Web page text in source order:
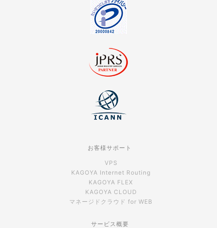
お客様サポート
VPS
KAGOYA Internet Routing
KAGOYA FLEX
KAGOYA CLOUD
マネージドクラウド for WEB
サービス概要